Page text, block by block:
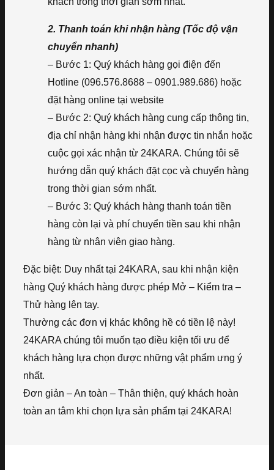
2. Thanh toán khi nhận hàng (Tốc độ vận
chuyển nhanh)
– Bước 1: Quý khách hàng gọi điện đến
Hotline (096.576.8688 – 0901.989.686) hoặc
đặt hàng online tại website
– Bước 2: Quý khách hàng cung cấp thông tin,
địa chỉ nhận hàng khi nhận được tin nhắn hoặc
cuộc gọi xác nhận từ 24KARA. Chúng tôi sẽ
hướng dẫn quý khách đặt cọc và chuyển hàng
trong thời gian sớm nhất.
– Bước 3: Quý khách hàng thanh toán tiền
hàng còn lại và phí chuyển tiền sau khi nhận
hàng từ nhân viên giao hàng.
Đặc biệt: Duy nhất tại 24KARA, sau khi nhận kiện
hàng Quý khách hàng được phép Mở – Kiểm tra –
Thử hàng lên tay.
Thường các đơn vị khác không hề có tiền lệ này!
24KARA chúng tôi muốn tạo điều kiện tối ưu để
khách hàng lựa chọn được những vật phẩm ưng ý
nhất.
Đơn giản – An toàn – Thân thiện, quý khách hoàn
toàn an tâm khi chọn lựa sản phẩm tại 24KARA!